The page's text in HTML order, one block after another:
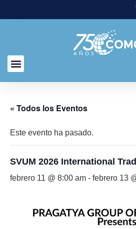
« Todos los Eventos
Este evento ha pasado.
SVUM 2026 International
febrero 11 @ 8:00 am - febrero 13